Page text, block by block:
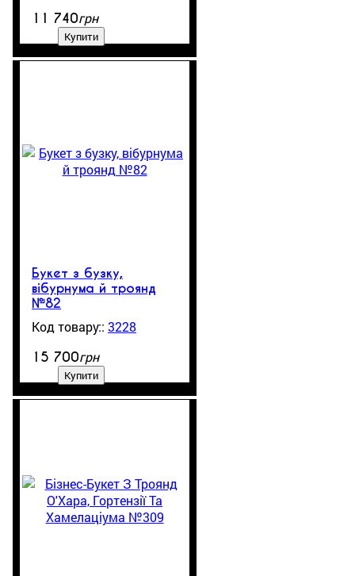
11 740грн
Купити
Букет з бузку,
вібурнума й троянд
№82
3228
15 700грн
Купити